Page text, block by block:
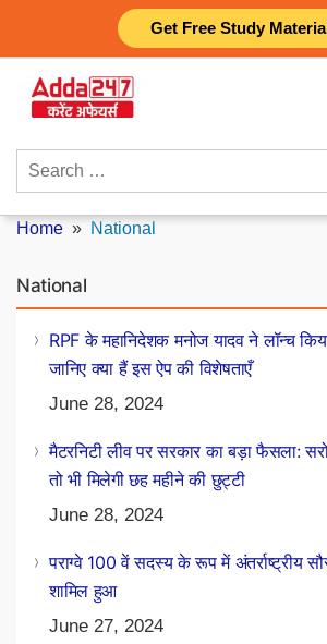
Get Free Study
content
Search
Home » National
National
RPF के महानिदेशक मनोज यादव ने लॉन्च
जानिए क्या हैं इस ऐप की विशेषताएँ
June 28, 2024
मैटरनिटी लीव पर सरकार का बड़ा फैसला:
तो भी मिलेगी छह महीने की छुट्टी
June 28, 2024
पराग्वे 100 वें सदस्य के रूप में अंतर्राष्ट्रीय
शामिल हुआ
June 27, 2024